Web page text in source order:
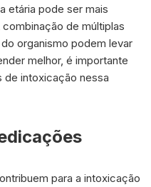
etária pode ser mais
de múltiplas
organismo podem levar
melhor, é importante
de intoxicação nessa
para a intoxicação